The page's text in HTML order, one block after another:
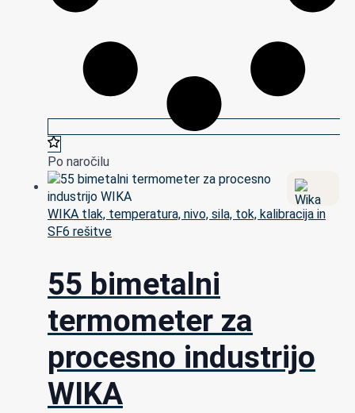
Po naročilu
WIKA tlak, temperatura, nivo, sila, tok, kalibracija in
SF6 rešitve
55 bimetalni
termometer za
procesno industrijo
WIKA